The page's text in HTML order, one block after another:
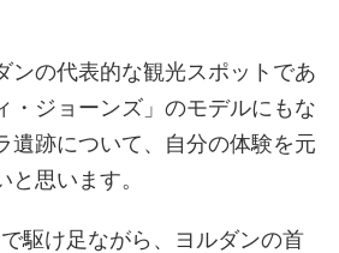
ンの代表的な観光スポットであ
・ジョーンズ」のモデルにもな
遺跡について、自分の体験を元
思います。
駆け足ながら、ヨルダンの首